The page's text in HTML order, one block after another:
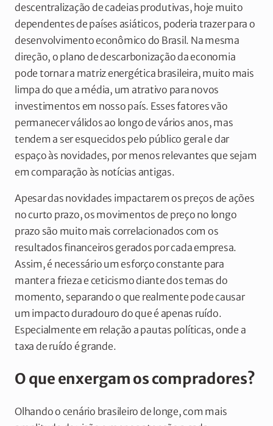
descentralização de cadeias produtivas, hoje muito
dependentes de países asiáticos, poderia trazer para o
desenvolvimento econômico do Brasil. Na mesma
direção, o plano de descarbonização da economia
pode tornar a matriz energética brasileira, muito mais
limpa do que a média, um atrativo para novos
investimentos em nosso país. Esses fatores vão
permanecer válidos ao longo de vários anos, mas
tendem a ser esquecidos pelo público geral e dar
espaço às novidades, por menos relevantes que sejam
em comparação às notícias antigas.
Apesar das novidades impactarem os preços de ações
no curto prazo, os movimentos de preço no longo
prazo são muito mais correlacionados com os
resultados financeiros gerados por cada empresa.
Assim, é necessário um esforço constante para
manter a frieza e ceticismo diante dos temas do
momento, separando o que realmente pode causar
um impacto duradouro do que é apenas ruído.
Especialmente em relação a pautas políticas, onde a
taxa de ruído é grande.
O que enxergam os compradores?
Olhando o cenário brasileiro de longe, com mais